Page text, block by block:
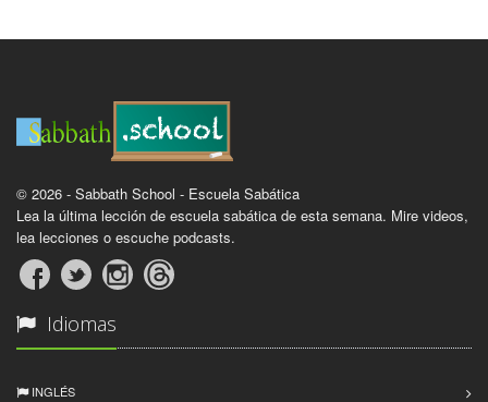
© 2026 - Sabbath School - Escuela Sabática
Lea la última lección de escuela sabática de esta semana. Mire videos,
lea lecciones o escuche podcasts.
Idiomas
INGLÉS